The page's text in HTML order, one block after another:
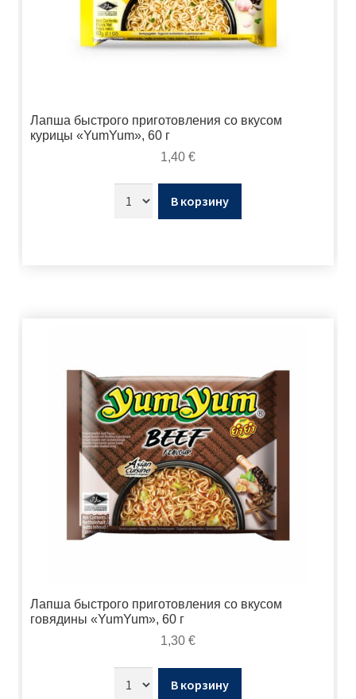
Лапша быстрого приготовления со вкусом
курицы «YumYum», 60 г
1,40 €
В корзину
Лапша быстрого приготовления со вкусом
говядины «YumYum», 60 г
1,30 €
В корзину